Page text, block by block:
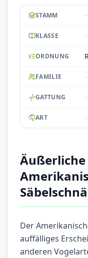
STAMM
KLASSE
ORDNUNG
FAMILIE
GATTUNG
ART
Der
auffälliges
anderen